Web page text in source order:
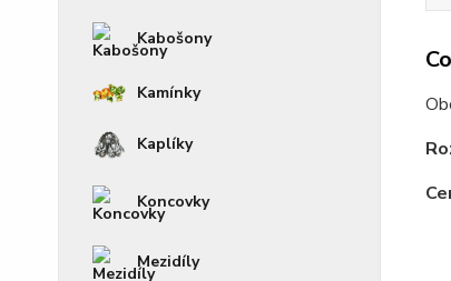
Kabošony
Kamínky
Kaplíky
Koncovky
Mezidíly